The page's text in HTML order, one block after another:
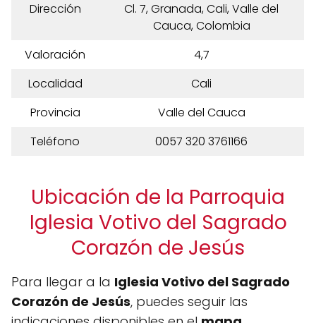
Dirección
Cl. 7, Granada, Cali, Valle del
Cauca, Colombia
Valoración
4,7
Localidad
Cali
Provincia
Valle del Cauca
Teléfono
0057 320 3761166
Ubicación de la Parroquia
Iglesia Votivo del Sagrado
Corazón de Jesús
Para llegar a la Iglesia Votivo del Sagrado
Corazón de Jesús, puedes seguir las